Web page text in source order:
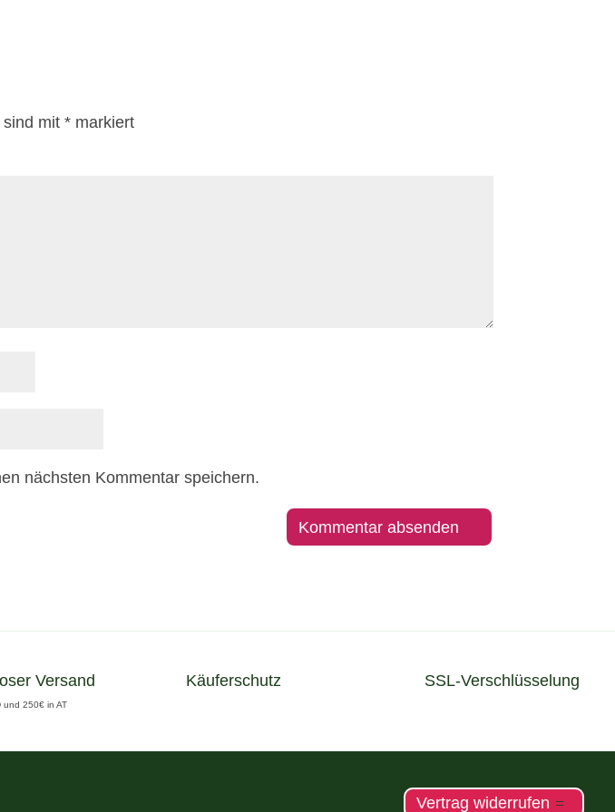
sind mit* markiert
nächsten Kommentar speichern.
Versand
und 250€ in AT
Käuferschutz SSL-Verschlüsselung
Vertrag widerrufen